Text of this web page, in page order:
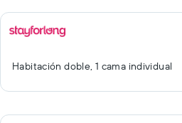
Habitación doble, 1 cama individual